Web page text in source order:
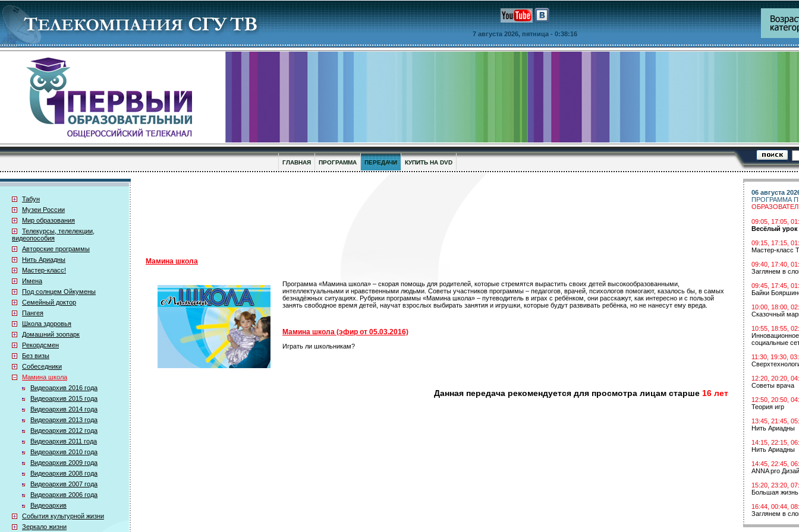
7 августа 2026, пятница - 0:38:16
ГЛАВНАЯ ПРОГРАММА ПЕРЕДАЧИ КУПИТЬ НА DVD
Табун
Музеи России
Мир образования
Телекурсы, телелекции,
видеопособия
Авторские программы
Нить Ариадны
Мастер-класс!
Имена
Под солнцем Ойкумены
Семейный доктор
Пангея
Школа здоровья
Домашний зоопарк
Рекордсмен
Без визы
Собеседники
Мамина школа
Видеоархив 2016 года
Видеоархив 2015 года
Видеоархив 2014 года
Видеоархив 2013 года
Видеоархив 2012 года
Видеоархив 2011 года
Видеоархив 2010 года
Видеоархив 2009 года
Видеоархив 2008 года
Видеоархив 2007 года
Видеоархив 2006 года
Видеоархив
События культурной жизни
Зеркало жизни
Мамина школа
Программа «Мамина школа» – скорая помощь для родителей, которые стремятся вырастить своих детей высокообразованными,
интеллектуальными и нравственными людьми. Советы участников программы – педагогов, врачей, психологов помогают, казалось бы, в самых
безнадёжных ситуациях. Рубрики программы «Мамина школа» – путеводитель в играх с ребёнком, они расскажут, как интересно и с пользой
занять свободное время детей, научат взрослых выбирать занятия и игрушки, которые будут развивать ребёнка, но не нанесут ему вреда.
Мамина школа (эфир от 05.03.2016)
Играть ли школьникам?
Данная передача рекомендуется для просмотра лицам старше 16 лет
06 августа
ПРОГРАММА
09:05, 17:05,
Весёлый урок
09:15, 17:15,
Мастер-класс
09:40, 17:40,
Заглянем в
09:45, 17:45,
Байки
10:00, 18:00,
Сказочный
10:55, 18:55,
социальные
11:30, 19:30,
12:20, 20:20,
Советы врача
12:50, 20:50,
Теория игр
13:45, 21:45,
Нить Ариадны
14:15, 22:15,
Нить Ариадны
14:45, 22:45,
ANNA pro
15:20, 23:20,
Большая жизнь
16:44, 00:44,
Заглянем в